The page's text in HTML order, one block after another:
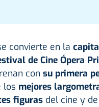
convierte en la
de Cine Ópera
con su primera
los mejores
figurasdel cine y